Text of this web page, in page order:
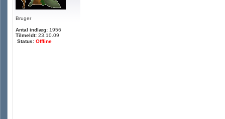
Bruger
Antal indlæg: 1956
Tilmeldt: 23.10.09
Status: Offline